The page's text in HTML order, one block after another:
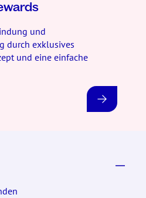
und
durch exklusives
und eine einfache